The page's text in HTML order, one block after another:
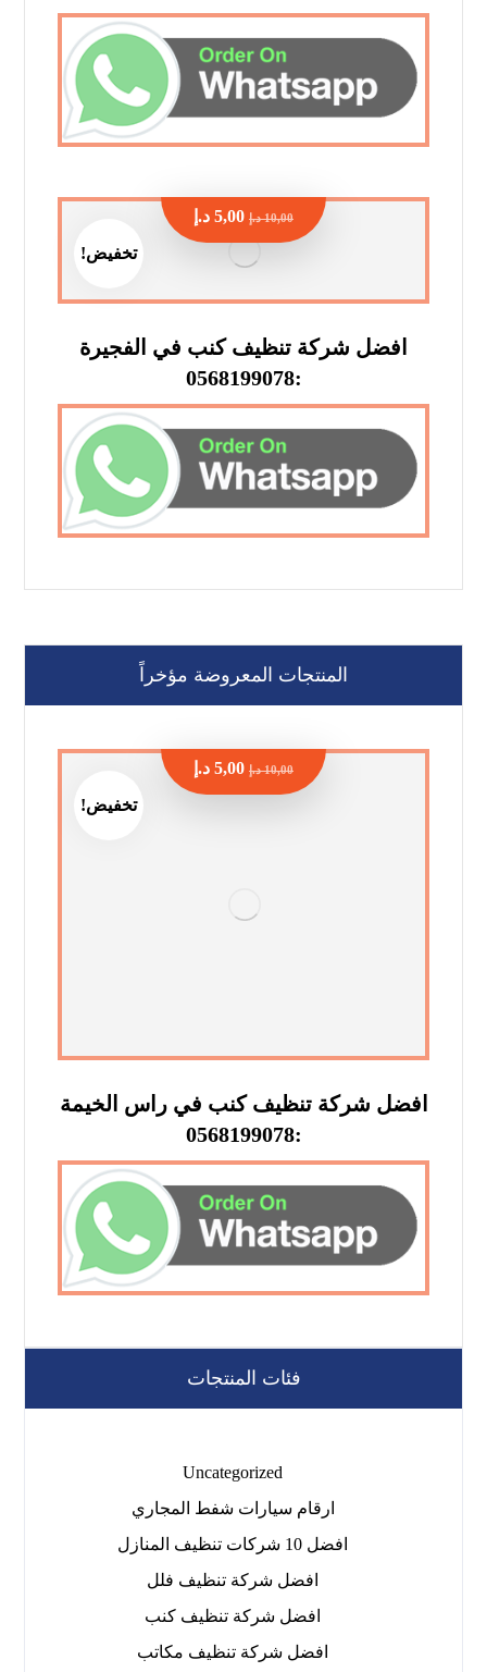
تخفيض!
افضل شركة تنظيف كنب في الفجيرة
:0568199078
10,00 د.إ 5,00 د.إ
المنتجات المعروضة مؤخراً
تخفيض!
افضل شركة تنظيف كنب في راس الخيمة
:0568199078
10,00 د.إ 5,00 د.إ
فئات المنتجات
Uncategorized
ارقام سيارات شفط المجاري
افضل 10 شركات تنظيف المنازل
افضل شركة تنظيف فلل
افضل شركة تنظيف كنب
افضل شركة تنظيف مكاتب